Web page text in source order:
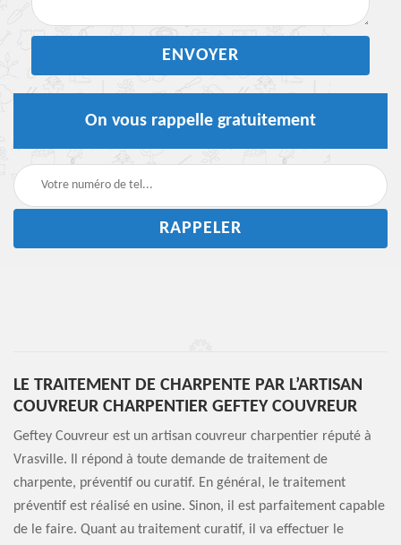
On vous rappelle gratuitement
LE TRAITEMENT DE CHARPENTE PAR L’ARTISAN
COUVREUR CHARPENTIER GEFTEY COUVREUR
Geftey Couvreur est un artisan couvreur charpentier réputé à
Vrasville. Il répond à toute demande de traitement de
charpente, préventif ou curatif. En général, le traitement
préventif est réalisé en usine. Sinon, il est parfaitement capable
de le faire. Quant au traitement curatif, il va effectuer le